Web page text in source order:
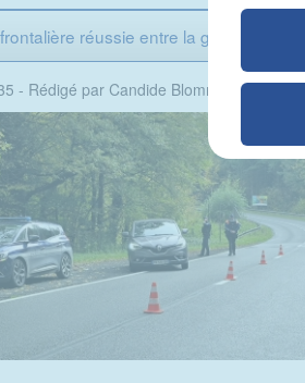
réussie entre la gendarmerie
- Rédigé par Candide Blomme